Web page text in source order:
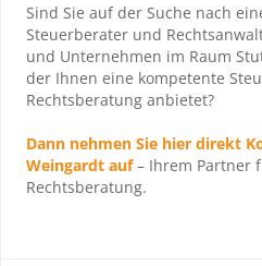
Sind Sie auf der Suche nach
Steuerberater und
und Unternehmen im Raum
der Ihnen eine kompetente
Rechtsberatung anbietet?
Dann nehmen Sie hier direkt
Weingardt auf– Ihrem Partner
Rechtsberatung.